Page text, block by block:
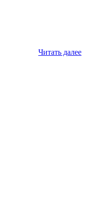
Читать далее